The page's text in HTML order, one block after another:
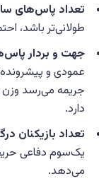
تعداد پاس‌های
طولانی‌تر باشد،
جهت و بردار
عمودی و
جریمه می‌رسد
دارد.
تعداد بازیکنان
یک‌سوم دفاعی
می‌دهد.